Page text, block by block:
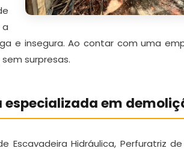
e insegura. Ao contar com uma
surpresas.
especializada em
Escavadeira Hidráulica, Perfuratriz